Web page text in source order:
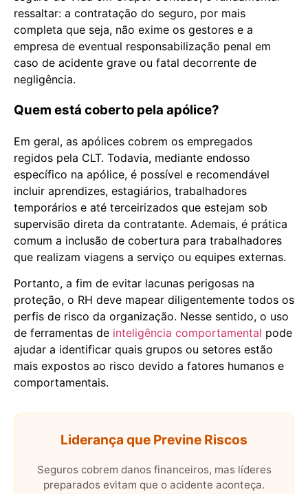
ressaltar: a contratação do seguro, por mais
completa que seja, não exime os gestores e a
empresa de eventual responsabilização penal em
caso de acidente grave ou fatal decorrente de
negligência.
Quem está coberto pela apólice?
Em geral, as apólices cobrem os empregados
regidos pela CLT. Todavia, mediante endosso
específico na apólice, é possível e recomendável
incluir aprendizes, estagiários, trabalhadores
temporários e até terceirizados que estejam sob
supervisão direta da contratante. Ademais, é prática
comum a inclusão de cobertura para trabalhadores
que realizam viagens a serviço ou equipes externas.
Portanto, a fim de evitar lacunas perigosas na
proteção, o RH deve mapear diligentemente todos os
perfis de risco da organização. Nesse sentido, o uso
de ferramentas de inteligência comportamental pode
ajudar a identificar quais grupos ou setores estão
mais expostos ao risco devido a fatores humanos e
comportamentais.
Liderança que Previne Riscos
Seguros cobrem danos financeiros, mas líderes
preparados evitam que o acidente aconteça.